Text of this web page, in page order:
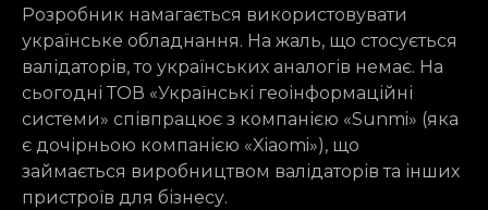
Розробник намагається використовувати
українське обладнання. На жаль, що стосується
валідаторів, то українських аналогів немає. На
сьогодні ТОВ «Українські геоінформаційні
системи» співпрацює з компанією «Sunmi» (яка
є дочірньою компанією «Xiaomi»), що
займається виробництвом валідаторів та інших
пристроїв для бізнесу.